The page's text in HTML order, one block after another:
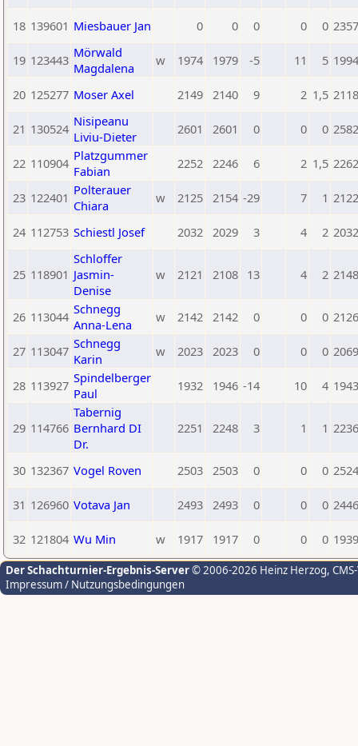
18 139601 Miesbauer Jan 0 0 0 0 0 2357
19 123443 Mörwald
Magdalena
w 1974 1979 -5 11 5 1994
20 125277 Moser Axel 2149 2140 9 2 1,5 2118
21 130524 Nisipeanu
Liviu-Dieter
2601 2601 0 0 0 2582
22 110904 Platzgummer
Fabian
2252 2246 6 2 1,5 2262
23 122401 Polterauer
Chiara
w 2125 2154 -29 7 1 2122
24 112753 Schiestl Josef 2032 2029 3 4 2 2032
25 118901
Schloffer
Jasmin-
Denise
w 2121 2108 13 4 2 2148
26 113044 Schnegg
Anna-Lena
w 2142 2142 0 0 0 2126
27 113047 Schnegg
Karin
w 2023 2023 0 0 0 2069
28 113927 Spindelberger
Paul
1932 1946 -14 10 4 1943
29 114766
Tabernig
Bernhard DI
Dr.
2251 2248 3 1 1 2236
30 132367 Vogel Roven 2503 2503 0 0 0 2524
31 126960 Votava Jan 2493 2493 0 0 0 2446
32 121804 Wu Min w 1917 1917 0 0 0 1939
Der Schachturnier-Ergebnis-Server© 2006-2026 Heinz Herzog,
Impressum / Nutzungsbedingungen